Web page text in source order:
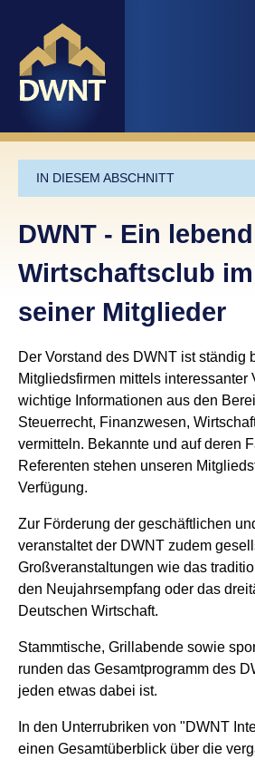
IN DIESEM ABSCHNITT
DWNT - Ein
Wirtschaftsclub
seiner Mitglieder
Der Vorstand des DWNT ist ständig
Mitgliedsfirmen mittels interessanter
wichtige Informationen aus den
Steuerrecht, Finanzwesen,
vermitteln. Bekannte und auf deren
Referenten stehen unseren
Verfügung.
Zur Förderung der geschäftlichen
veranstaltet der DWNT zudem
Großveranstaltungen wie das
den Neujahrsempfang oder das
Deutschen Wirtschaft.
Stammtische, Grillabende sowie
runden das Gesamtprogramm des
jeden etwas dabei ist.
In den Unterrubriken von "DWNT
einen Gesamtüberblick über die